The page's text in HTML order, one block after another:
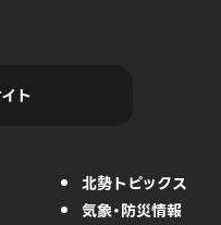
ト
北勢トピックス
気象・防災情報